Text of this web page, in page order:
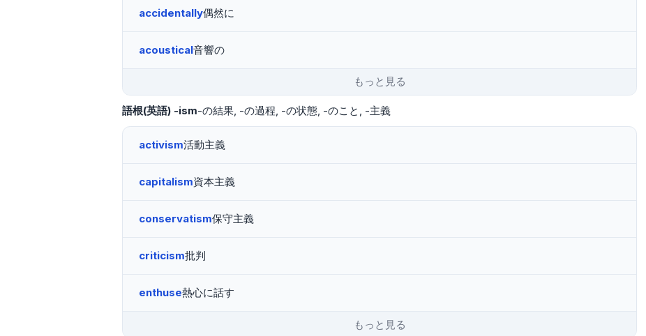
accidentally偶然に
acoustical音響の
もっと見る
語根(英語) -ism-の結果 -の過程 -の状態 -のこと -主義
activism活動主義
capitalism資本主義
conservatism保守主義
criticism批判
enthuse熱心に話す
もっと見る